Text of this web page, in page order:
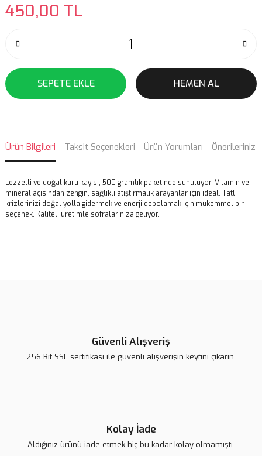
450,00 TL
SEPETE EKLE HEMEN AL
Ürün Bilgileri Taksit Seçenekleri Ürün Yorumları Önerileriniz
Lezzetli ve doğal kuru kayısı, 500 gramlık paketinde sunuluyor. Vitamin ve
mineral açısından zengin, sağlıklı atıştırmalık arayanlar için ideal. Tatlı
krizlerinizi doğal yolla gidermek ve enerji depolamak için mükemmel bir
seçenek. Kaliteli üretimle sofralarınıza geliyor.
Güvenli Alışveriş
256 Bit SSL sertifikası ile güvenli alışverişin keyfini çıkarın.
Kolay İade
Aldığınız ürünü iade etmek hiç bu kadar kolay olmamıştı.